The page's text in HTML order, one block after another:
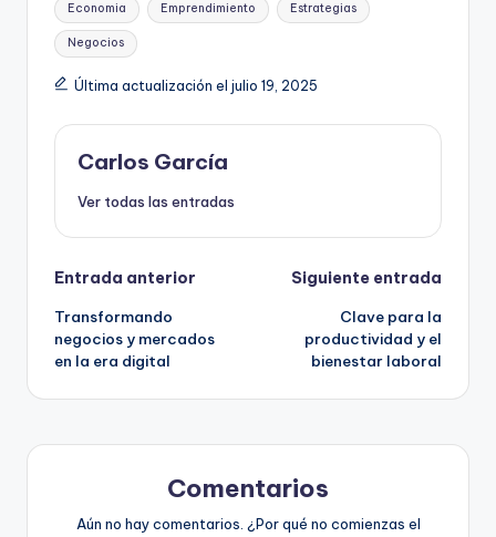
Economia Emprendimiento Estrategias
Negocios
Última actualización el julio 19, 2025
Carlos García
Ver todas las entradas
Navegación
de
entradas
Entrada anterior
Transformando
negocios y mercados
en la era digital
Siguiente entrada
Clave para la
productividad y el
bienestar laboral
Comentarios
Aún no hay comentarios. ¿Por qué no comienzas el